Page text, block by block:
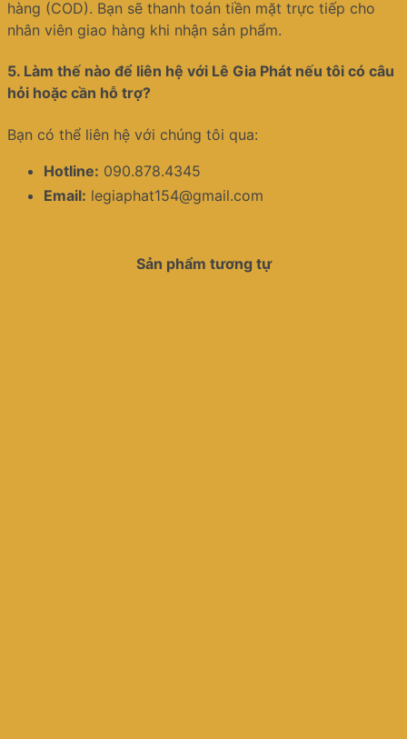
hàng (COD). Bạn sẽ thanh toán tiền mặt trực tiếp cho
nhân viên giao hàng khi nhận sản phẩm.
5. Làm thế nào để liên hệ với Lê Gia Phát nếu tôi có câu
hỏi hoặc cần hỗ trợ?
Bạn có thể liên hệ với chúng tôi qua:
Hotline: 090.878.4345
Email: legiaphat154@gmail.com
Sản phẩm tương tự